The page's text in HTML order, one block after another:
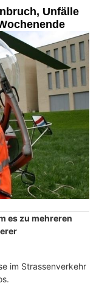
Unfälle
es zu mehreren
im Strassenverkehr